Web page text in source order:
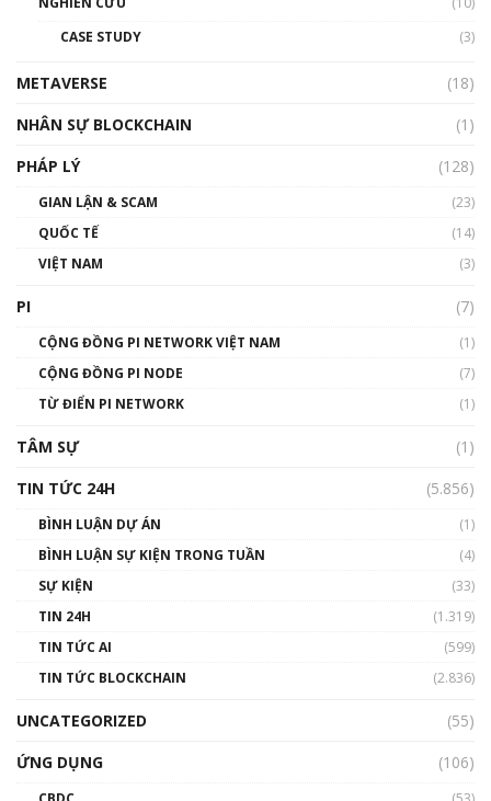
01:32:59
gió ấm
Talkshow 14: MemeCoin – Trò đùa tỷ đô
01:29:26
CASE STUDY
(3)
METAVERSE
(18)
NHÂN SỰ BLOCKCHAIN
(1)
PHÁP LÝ
(128)
GIAN LẬN & SCAM
(23)
QUỐC TẾ
(14)
VIỆT NAM
(3)
PI (7)
CỘNG ĐỒNG PI NETWORK VIỆT NAM
(1)
CỘNG ĐỒNG PI NODE
(7)
TỪ ĐIỂN PI NETWORK
(1)
TÂM SỰ
(1)
TIN TỨC 24H
(5.856)
BÌNH LUẬN DỰ ÁN
(1)
BÌNH LUẬN SỰ KIỆN TRONG TUẦN
(4)
SỰ KIỆN
(33)
TIN 24H
(1.319)
TIN TỨC AI
(599)
TIN TỨC BLOCKCHAIN
(2.836)
UNCATEGORIZED
(55)
ỨNG DỤNG
(106)